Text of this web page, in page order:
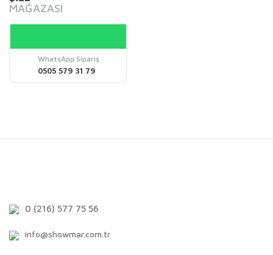
MAĞAZASI
WhatsApp Sipariş
0505 579 31 79
0 (216) 577 75 56
info@showmar.com.tr